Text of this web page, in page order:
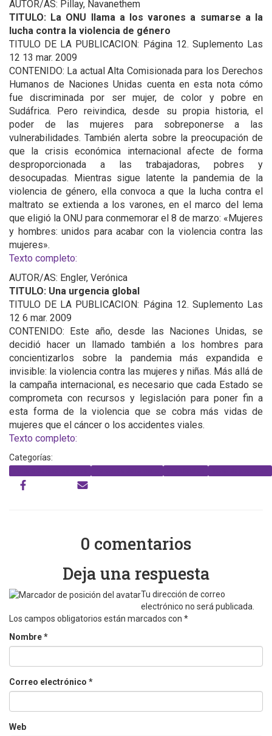
AUTOR/AS: Pillay, Navanethem
TITULO: La ONU llama a los varones a sumarse a la
lucha contra la violencia de género
TITULO DE LA PUBLICACION: Página 12. Suplemento Las
12 13 mar. 2009
CONTENIDO: La actual Alta Comisionada para los Derechos
Humanos de Naciones Unidas cuenta en esta nota cómo
fue discriminada por ser mujer, de color y pobre en
Sudáfrica. Pero reivindica, desde su propia historia, el
poder de las mujeres para sobreponerse a las
vulnerabilidades. También alerta sobre la preocupación de
que la crisis económica internacional afecte de forma
desproporcionada a las trabajadoras, pobres y
desocupadas. Mientras sigue latente la pandemia de la
violencia de género, ella convoca a que la lucha contra el
maltrato se extienda a los varones, en el marco del lema
que eligió la ONU para conmemorar el 8 de marzo: «Mujeres
y hombres: unidos para acabar con la violencia contra las
mujeres».
Texto completo:
AUTOR/AS: Engler, Verónica
TITULO: Una urgencia global
TITULO DE LA PUBLICACION: Página 12. Suplemento Las
12 6 mar. 2009
CONTENIDO: Este año, desde las Naciones Unidas, se
decidió hacer un llamado también a los hombres para
concientizarlos sobre la pandemia más expandida e
invisible: la violencia contra las mujeres y niñas. Más allá de
la campaña internacional, es necesario que cada Estado se
comprometa con recursos y legislación para poner fin a
esta forma de la violencia que se cobra más vidas de
mujeres que el cáncer o los accidentes viales.
Texto completo:
Categorías:
0 comentarios
Deja una respuesta
Tu dirección de correo
electrónico no será publicada.
Los campos obligatorios están marcados con *
Nombre*
Correo electrónico *
Web